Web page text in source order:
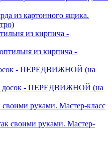
из кирпича -
досок - ПЕРЕДВИЖНОЙ (на
руками. Мастер-класс